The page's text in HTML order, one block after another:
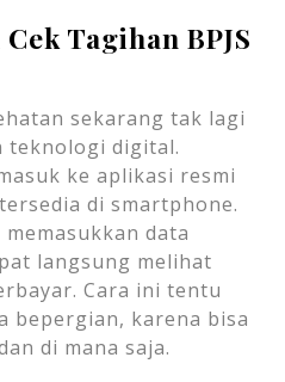
Tagihan BPJS
sekarang tak lagi
teknologi digital.
ke aplikasi resmi
di smartphone.
data
langsung melihat
Cara ini tentu
bepergian, karena bisa
di mana saja.